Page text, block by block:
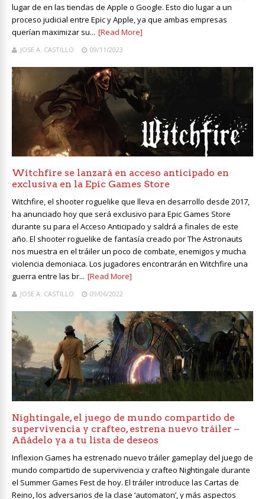
lugar de en las tiendas de Apple o Google. Esto dio lugar a un
proceso judicial entre Epic y Apple, ya que ambas empresas
querían maximizar su... [Read More]
JOSE A. CASTILLO 09/11/2023
Witchfire se lanzará en acceso anticipado en
exclusiva en la Epic Games Store
Witchfire, el shooter roguelike que lleva en desarrollo desde 2017,
ha anunciado hoy que será exclusivo para Epic Games Store
durante su para el Acceso Anticipado y saldrá a finales de este
año. El shooter roguelike de fantasía creado por The Astronauts
nos muestra en el tráiler un poco de combate, enemigos y mucha
violencia demoniaca. Los jugadores encontrarán en Witchfire una
guerra entre las br... [Read More]
JOSE A. CASTILLO 09/06/2022
Nightingale, el juego de mundo compartido de
supervivencia y crafteo, estrena nuevo tráiler –
Añádelo ya a tu lista de deseos
Inflexion Games ha estrenado nuevo tráiler gameplay del juego de
mundo compartido de supervivencia y crafteo Nightingale durante
el Summer Games Fest de hoy. El tráiler introduce las Cartas de
Reino, los adversarios de la clase ‘automaton’, y más aspectos